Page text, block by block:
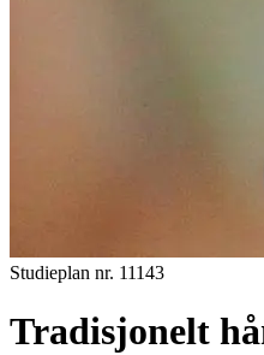
Studieplan nr. 11143
Tradisjonelt